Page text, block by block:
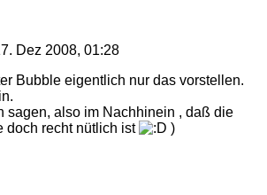
Dez 2008, 01:28
Bubble eigentlich nur das vorstellen.
sagen, also im Nachhinein , daß die
doch recht nütlich ist
)